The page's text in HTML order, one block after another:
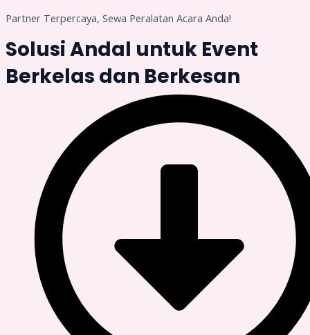
Partner Terpercaya, Sewa Peralatan Acara Anda!
Solusi Andal untuk Event
Berkelas dan Berkesan